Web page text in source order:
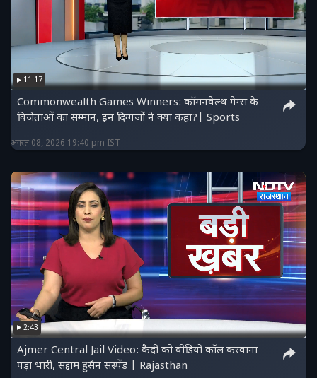
11:17
Commonwealth Games Winners: कॉमनवेल्थ गेम्स के
विजेताओं का सम्मान, इन दिग्गजों ने क्या कहा?| Sports
अगस्त 08, 2026 19:40 pm IST
2:43
Ajmer Central Jail Video: कैदी को वीडियो कॉल करवाना
पड़ा भारी, सद्दाम हुसैन सस्पेंड | Rajasthan